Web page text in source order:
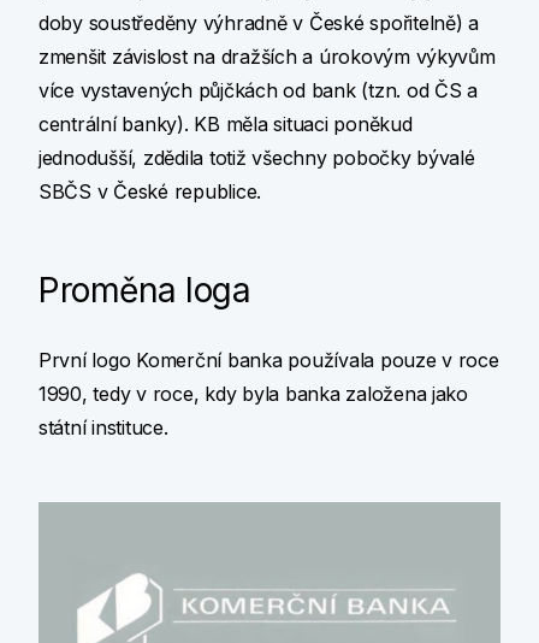
doby soustředěny výhradně v České spořitelně) a
zmenšit závislost na dražších a úrokovým výkyvům
více vystavených půjčkách od bank (tzn. od ČS a
centrální banky). KB měla situaci poněkud
jednodušší, zdědila totiž všechny pobočky bývalé
SBČS v České republice.
Proměna loga
První logo Komerční banka používala pouze v roce
1990, tedy v roce, kdy byla banka založena jako
státní instituce.